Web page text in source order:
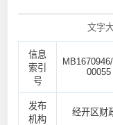
文字
信息
索引
号
00055
发布
机构
经开区财